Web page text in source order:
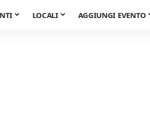
LOCALI AGGIUNGI EVENTO